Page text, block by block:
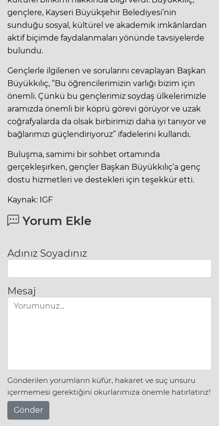
gençlere, Kayseri Büyükşehir Belediyesi’nin
sunduğu sosyal, kültürel ve akademik imkânlardan
aktif biçimde faydalanmaları yönünde tavsiyelerde
bulundu.
Gençlerle ilgilenen ve sorularını cevaplayan Başkan
Büyükkılıç, “Bu öğrencilerimizin varlığı bizim için
önemli. Çünkü bu gençlerimiz soydaş ülkelerimizle
aramızda önemli bir köprü görevi görüyor ve uzak
coğrafyalarda da olsak birbirimizi daha iyi tanıyor ve
bağlarımızı güçlendiriyoruz” ifadelerini kullandı.
Buluşma, samimi bir sohbet ortamında
gerçekleşirken, gençler Başkan Büyükkılıç’a genç
dostu hizmetleri ve destekleri için teşekkür etti.
Kaynak: IGF
Yorum Ekle
Adınız Soyadınız
Mesaj
Gönderilen yorumların küfür, hakaret ve suç unsuru
içermemesi gerektiğini okurlarımıza önemle hatırlatırız!
Gönder